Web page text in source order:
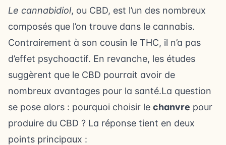
Le cannabidiol, ou CBD, est l’un des nombreux
composés que l’on trouve dans le cannabis.
Contrairement à son cousin le THC, il n’a pas
d’effet psychoactif. En revanche, les études
suggèrent que le CBD pourrait avoir de
nombreux avantages pour la santé.La question
se pose alors : pourquoi choisir le chanvre pour
produire du CBD ? La réponse tient en deux
points principaux :